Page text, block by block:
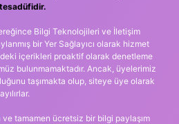
Bilgi Teknolojileri ve İletişim
bir Yer Sağlayıcı olarak hizmet
içerikleri proaktif olarak denetleme
bulunmamaktadır. Ancak, üyelerimiz
taşımakta olup, siteye üye olarak
tamamen ücretsiz bir bilgi paylaşım